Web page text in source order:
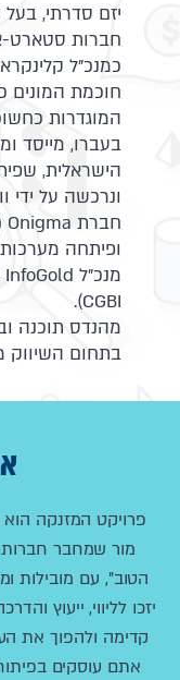
יזם סדרתי, בעל
חברות סטארט-
כמנכ"ל
חוכמת המונים
המוגדרות
הישראלית,
ופיתחה מערכות
CGBI).
מהנדס תוכנה
בתחום השיווק
פרויקט המזנקה
מור שמחבר
הטוב", עם מובילות
יזכו לליווי, ייעוץ
קדימה ולהפוך את
אתם עוסקים